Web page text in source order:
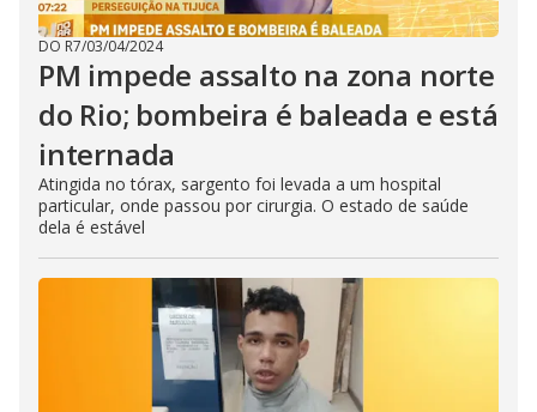
DO R7/03/04/2024
PM impede assalto na zona norte
do Rio; bombeira é baleada e está
internada
Atingida no tórax, sargento foi levada a um hospital
particular, onde passou por cirurgia. O estado de saúde
dela é estável